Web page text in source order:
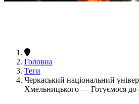
Головна
Теги
Черкаський національний
Хмельницького — Готуємося до